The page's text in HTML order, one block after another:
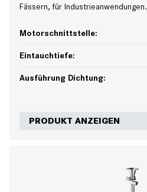
Fässern, für Industrieanwendungen.
Motorschnittstelle:
Eintauchtiefe:
Ausführung Dichtung:
PRODUKT ANZEIGEN